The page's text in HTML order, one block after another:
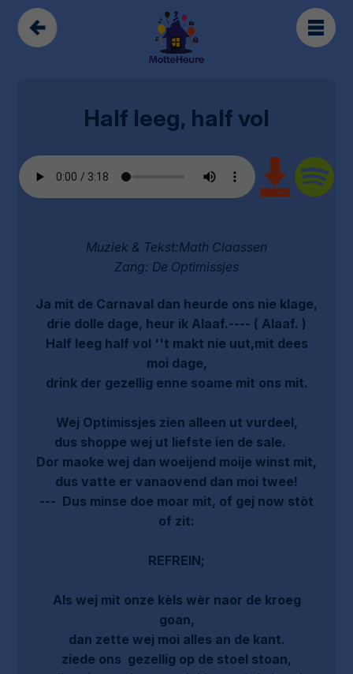
Half leeg, half vol
Muziek & Tekst:Math Claassen
Zang: De Optimissjes
Ja mit de Carnaval dan heurde ons nie klage,
drie dolle dage, heur ik Alaaf.---- ( Alaaf. )
Half leeg half vol ''t makt nie uut,mit dees
moi dage,
drink der gezellig enne soame mit ons mit.
Wej Optimissjes zien alleen ut vurdeel,
dus shoppe wej ut liefste ien de sale.
Dor maoke wej dan woeijend moije winst mit,
dus vatte er vanaovend dan moi twee!
--- Dus minse doe moar mit, of gej now stòt
of zit:
REFREIN;
Als wej mit onze kèls wèr naor de kroeg
goan,
dan zette wej moi alles an de kant.
ziede ons gezellig op de stoel stoan,